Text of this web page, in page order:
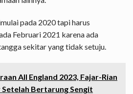
pada 2020 tapi harus
Februari 2021 karena ada
sekitar yang tidak setuju.
All England 2023, Fajar-Rian
Bertarung Sengit